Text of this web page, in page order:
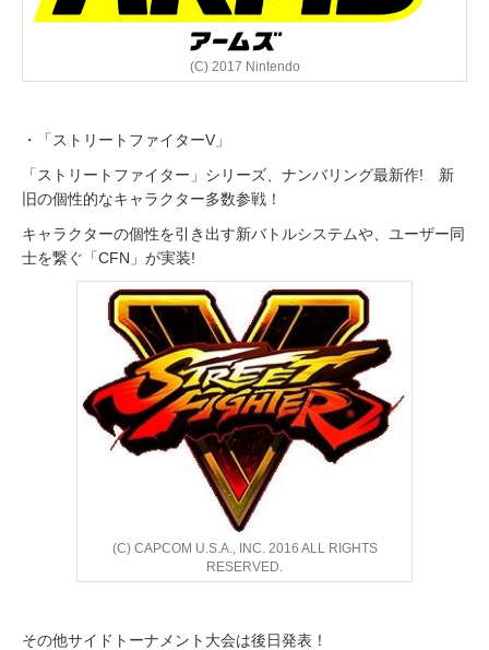
(C) 2017 Nintendo
・「ストリートファイターV」
「ストリートファイター」シリーズ、ナンバリング最新作! 新
旧の個性的なキャラクター多数参戦！
キャラクターの個性を引き出す新バトルシステムや、ユーザー同
士を繋ぐ「CFN」が実装!
(C) CAPCOM U.S.A., INC. 2016 ALL RIGHTS
RESERVED.
その他サイドトーナメント大会は後日発表！